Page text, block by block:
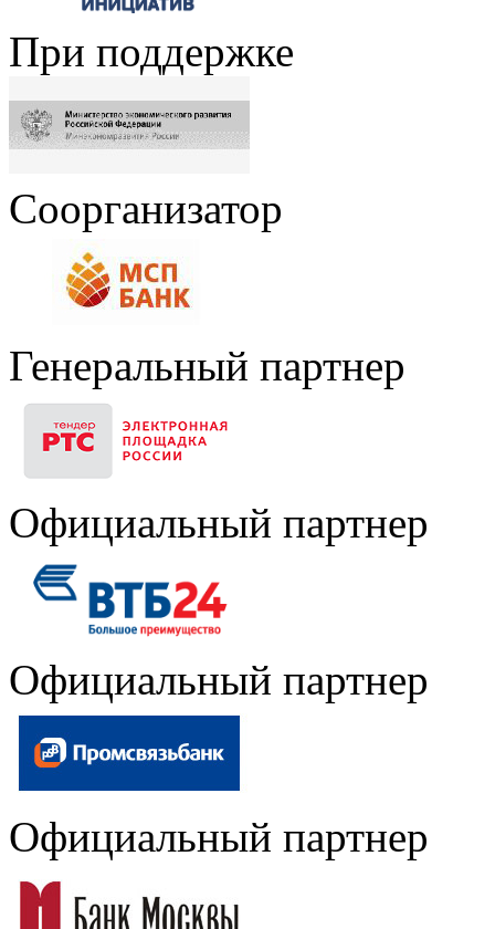
При поддержке
Соорганизатор
Генеральный партнер
Официальный партнер
Официальный партнер
Официальный партнер